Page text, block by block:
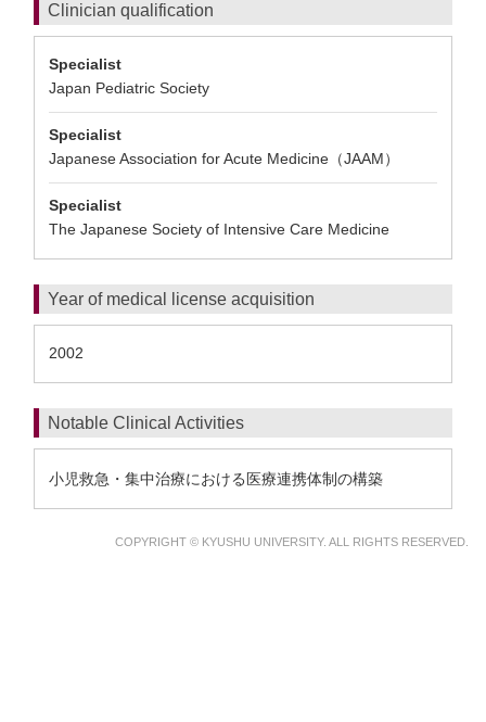
Clinician qualification
Specialist
Japan Pediatric Society
Specialist
Japanese Association for Acute Medicine（JAAM）
Specialist
The Japanese Society of Intensive Care Medicine
Year of medical license acquisition
2002
Notable Clinical Activities
小児救急・集中治療における医療連携体制の構築
COPYRIGHT © KYUSHU UNIVERSITY. ALL RIGHTS RESERVED.